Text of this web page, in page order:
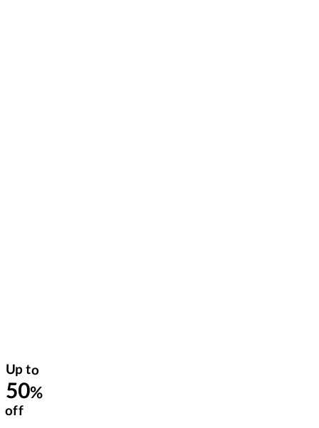
Up to
50%
off